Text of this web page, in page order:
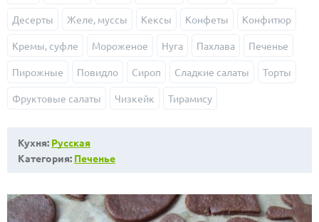
Десерты Желе, муссы Кексы Конфеты Конфитюр
Кремы, суфле Мороженое Нуга Пахлава Печенье
Пирожные Повидло Сироп Сладкие салаты Торты
Фруктовые салаты Чизкейк Тирамису
Кухня: Русская
Категория: Печенье